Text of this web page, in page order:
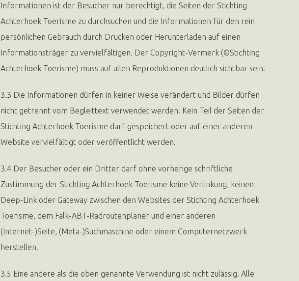
Informationen ist der Besucher nur berechtigt, die Seiten der Stichting
Achterhoek Toerisme zu durchsuchen und die Informationen für den rein
persönlichen Gebrauch durch Drucken oder Herunterladen auf einen
Informationsträger zu vervielfältigen. Der Copyright-Vermerk (©Stichting
Achterhoek Toerisme) muss auf allen Reproduktionen deutlich sichtbar sein.
3.3 Die Informationen dürfen in keiner Weise verändert und Bilder dürfen
nicht getrennt vom Begleittext verwendet werden. Kein Teil der Seiten der
Stichting Achterhoek Toerisme darf gespeichert oder auf einer anderen
Website vervielfältigt oder veröffentlicht werden.
3.4 Der Besucher oder ein Dritter darf ohne vorherige schriftliche
Zustimmung der Stichting Achterhoek Toerisme keine Verlinkung, keinen
Deep-Link oder Gateway zwischen den Websites der Stichting Achterhoek
Toerisme, dem Falk-ABT-Radroutenplaner und einer anderen
(Internet-)Seite, (Meta-)Suchmaschine oder einem Computernetzwerk
herstellen.
3.5 Eine andere als die oben genannte Verwendung ist nicht zulässig. Alle